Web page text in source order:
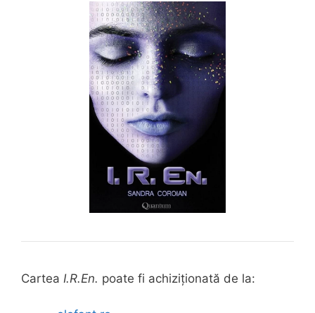
Cartea I.R.En. poate fi achiziționată de la: